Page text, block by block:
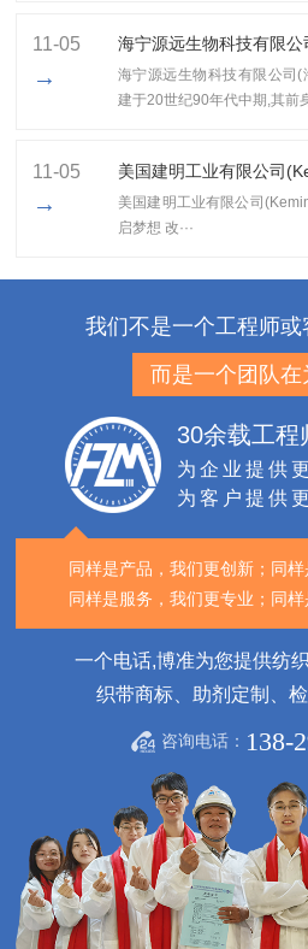
11-05
→
海宁源远生物科技有限公
海宁源远生物科技有限公司(
建于20世纪90年代中期,其前
11-05
→
美国建明工业有限公司
美国建明工业有限公司
启梦想 改···
我们不是一个工程师
而是一个团队在
30余载工程
为企业提供
为客户提供
同样是产品，我们更创新； 同样
同样是服务，我们更专业； 同样
一个电话,博准为您提供纺
织带商标、助剂定制、
咨询电话： 138-